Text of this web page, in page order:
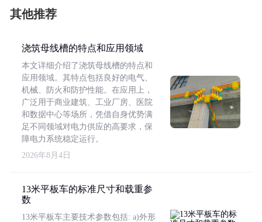
其他推荐
浇筑母线槽的特点和应用领域
本文详细介绍了浇筑母线槽的特点和
应用领域。其特点包括良好的电气、
机械、防火和防护性能。在应用上，
广泛用于商业建筑、工业厂房、医院
和数据中心等场所，凭借自身优势满
足不同领域对电力供应的高要求，保
障电力系统稳定运行。
2026年8月4日
13米平板车的标准尺寸和载重参
数
13米平板车主要技术参数包括: a)外形